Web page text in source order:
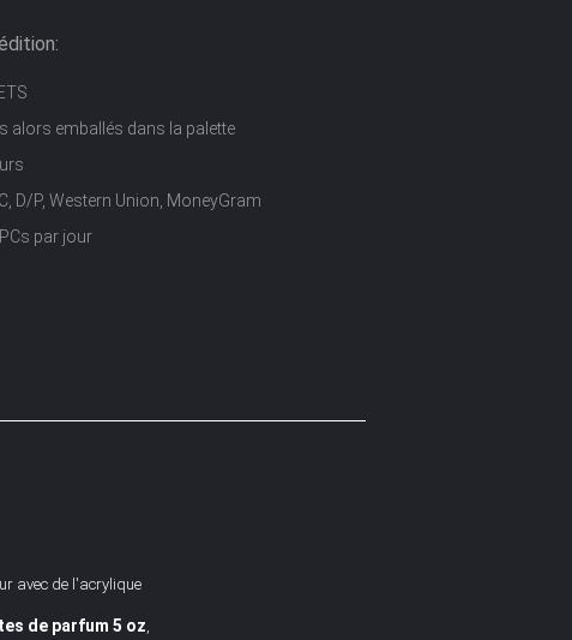
alors emballés dans la palette
D/P, Western Union, MoneyGram
par jour
avec de l'acrylique
de parfum 5 oz,